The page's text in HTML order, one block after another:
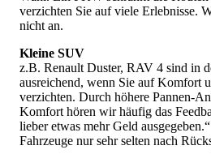
Selbstbeteiligung - ganzjährig
Toyota Fortuner SUV Allrad
ohne Selbstbeteiligung -
Tag
Bei Interesse bitte tagesaktuell hier
*****
Beliebte und preisgünstige
Anbietern sind allerdings häufig weit
verzichten Sie auf viele Erlebnisse.
nicht an.
Kleine SUV
z.B. Renault Duster, RAV 4 sind in
ausreichend, wenn Sie auf Komfort
verzichten. Durch höhere Pannen-
Komfort hören wir häufig das
lieber etwas mehr Geld
Fahrzeuge nur sehr selten nach